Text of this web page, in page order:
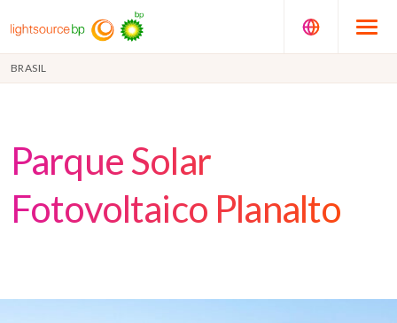
BRASIL
Parque Solar
Fotovoltaico Planalto